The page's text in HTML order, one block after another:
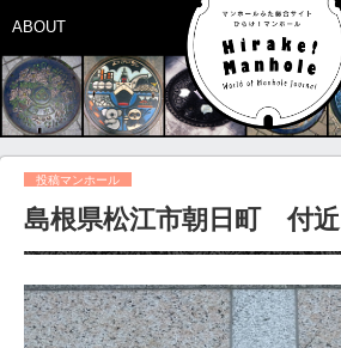
ABOUT
投稿マンホール
島根県松江市朝日町 付近